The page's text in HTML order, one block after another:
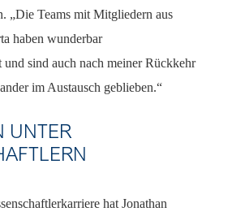
„Die Teams mit Mitgliedern aus
haben wunderbar
und sind auch nach meiner Rückkehr
im Austausch geblieben.“
UNTER
hat Jonathan